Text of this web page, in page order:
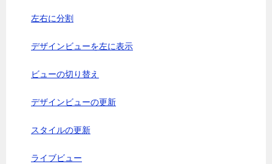
左右に分割
デザインビューを左に表示
ビューの切り替え
デザインビューの更新
スタイルの更新
ライブビュー